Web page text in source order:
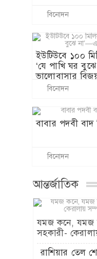
বিনোদন
ইউটিউবে ১০০
‘যে পাখি ঘর
ভালোবাসার
বিনোদন
বাবার পদবী বাদ
বিনোদন
আন্তর্জাতিক
যমজ কনে, যমজ
সহকারী-
আয়োজন
রাশিয়ার তেল